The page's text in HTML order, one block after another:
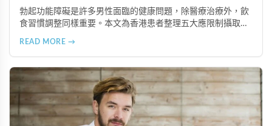
勃起功能障礙是許多男性面臨的健康問題，除醫療治療外，飲
食習慣調整同樣重要。本文為香港患者整理五大應限制攝取的
READ MORE →